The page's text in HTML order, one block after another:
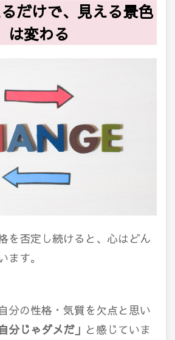
だけで、見える景色
は変わる
を否定し続けると、心はどん
ます。
分の性格・気質を欠点と思い
分じゃダメだ」 と感じていま